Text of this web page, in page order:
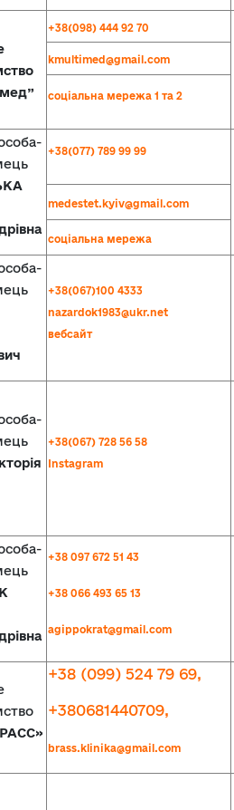
+38(098) 444 92 70
kmultimed@gmail.com
соціальна мережа 1 та 2
+38(077) 789 99 99
medestet.kyiv@gmail.com
соціальна мережа
+38(067)100 4333
nazardok1983@ukr.net
вебсайт
+38(067) 728 56 58
Instagram
+38 097 672 51 43
+38 066 493 65 13
agippokrat@gmail.com
+38 (099) 524 79 69,
+380681440709,
brass.klinika@gmail.com